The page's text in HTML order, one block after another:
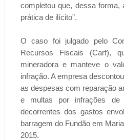
completou que, dessa forma,
prática de ilícito”.
O caso foi julgado pelo
Recursos Fiscais (Carf),
mineradora e manteve o
infração. A empresa
as despesas com reparação
e multas por infrações de
decorrentes dos gastos
barragem do Fundão em
2015.